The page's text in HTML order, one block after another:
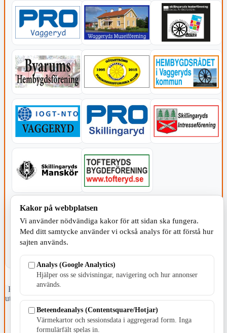
KOMMUNEN
Fristående webbtidningsföretag grundat 1991 som sedan 2002 ger
ut tidningen Skillingaryd.nu och 2010 lanserades Värnamo.nu. Från
april 2026 omfattar Skillingaryd.nu tre kommuner: Gnosjö,
Värnamo och Vaggeryds kommun.
Kakor på webbplatsen
Vi använder nödvändiga kakor för att sidan ska fungera.
Med ditt samtycke använder vi också analys för att förstå hur
sajten används.
Analys (Google Analytics)
Hjälper oss se sidvisningar, navigering och hur annonser
används.
Beteendeanalys (Contentsquare/Hotjar)
Värmekartor och sessionsdata i aggregerad form. Inga
formulärfält spelas in.